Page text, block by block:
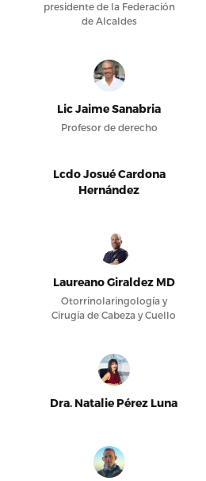
presidente de la Federación
de Alcaldes
Lic Jaime Sanabria
Profesor de derecho
Lcdo Josué Cardona
Hernández
Laureano Giraldez MD
Otorrinolaringología y
Cirugía de Cabeza y Cuello
Dra. Natalie Pérez Luna